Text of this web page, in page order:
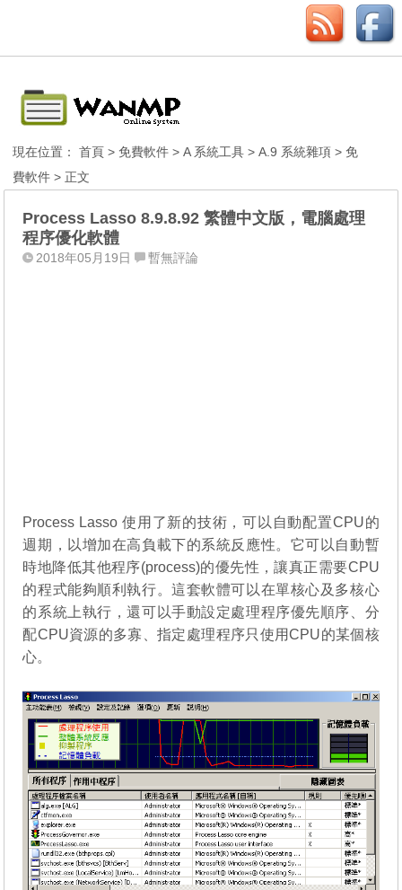
現在位置：首頁 >免費軟件 >A 系統工具 >A.9 系統雜項 >免
費軟件 > 正文
Process Lasso 8.9.8.92 繁體中文版，電腦處理
程序優化軟體
2018年05月19日 暫無評論
Process Lasso 使用了新的技術，可以自動配置CPU的
週期，以增加在高負載下的系統反應性。它可以自動暫
時地降低其他程序(process)的優先性，讓真正需要CPU
的程式能夠順利執行。這套軟體可以在單核心及多核心
的系統上執行，還可以手動設定處理程序優先順序、分
配CPU資源的多寡、指定處理程序只使用CPU的某個核
心。